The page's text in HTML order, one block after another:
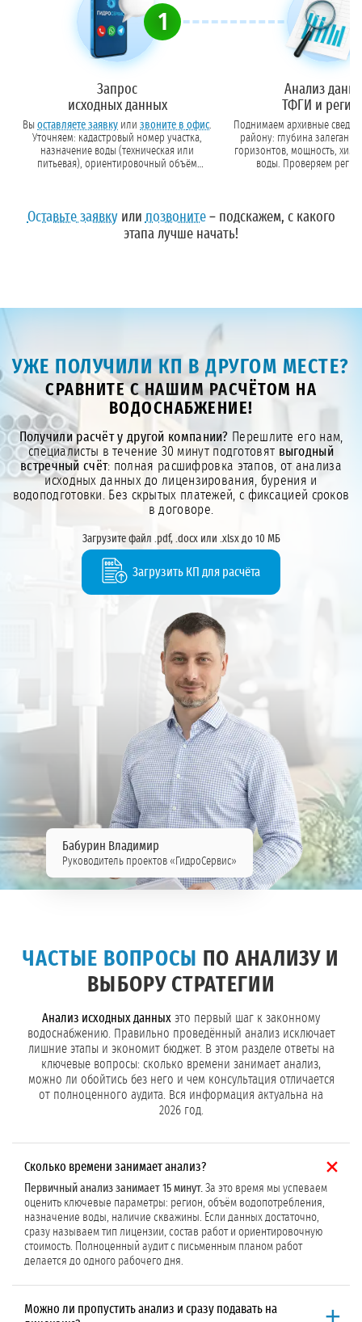
1
Запрос
исходных данных
Вы оставляете заявку или звоните в офис.
Уточняем: кадастровый номер участка,
назначение воды (техническая или
питьевая), ориентировочный объём
Анализ
ТФГИ и
Поднимаем архивные
району: глубина
горизонтов, мощность, химический состав
воды. Проверяем
Оставьте заявкуили позвоните– подскажем, с какого
этапа лучше начать!
УЖЕ ПОЛУЧИЛИ КП В ДРУГОМ МЕСТЕ?
СРАВНИТЕ С НАШИМ РАСЧЁТОМ НА
ВОДОСНАБЖЕНИЕ!
Получили расчёт у другой компании? Перешлите его нам,
специалисты в течение 30 минут подготовят выгодный
встречный счёт: полная расшифровка этапов, от анализа
исходных данных до лицензирования, бурения и
водоподготовки. Без скрытых платежей, с фиксацией сроков
в договоре.
Загрузите файл .pdf, .docx или .xlsx до 10 МБ
Загрузить КП для расчёта
Бабурин Владимир
Руководитель проектов «ГидроСервис»
ЧАСТЫЕ ВОПРОСЫ
ПО АНАЛИЗУ И
ВЫБОРУ СТРАТЕГИИ
Анализ исходных данных это первый шаг к законному
водоснабжению. Правильно проведённый анализ исключает
лишние этапы и экономит бюджет. В этом разделе ответы на
ключевые вопросы: сколько времени занимает анализ,
можно ли обойтись без него и чем консультация отличается
от полноценного аудита. Вся информация актуальна на
2026 год.
Сколько времени занимает анализ?
Первичный анализ занимает 15 минут. За это время мы успеваем
оценить ключевые параметры: регион, объём водопотребления,
назначение воды, наличие скважины. Если данных достаточно,
сразу называем тип лицензии, состав работ и ориентировочную
стоимость. Полноценный аудит с письменным планом работ
делается до одного рабочего дня.
Можно ли пропустить анализ и сразу подавать на